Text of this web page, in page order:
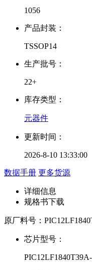
1056
产品封装：
TSSOP14
生产批号：
22+
库存类型：
元器件
更新时间：
2026-8-10 13:33:00
数据手册 更多货源
详细信息
规格书下载
原厂料号：
芯片型号：